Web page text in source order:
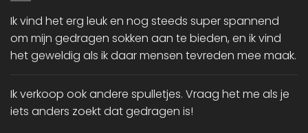
Ik vind het erg leuk en nog steeds super spannend
om mijn gedragen sokken aan te bieden, en ik vind
het geweldig als ik daar mensen tevreden mee maak.
Ik verkoop ook andere spulletjes. Vraag het me als je
iets anders zoekt dat gedragen is!